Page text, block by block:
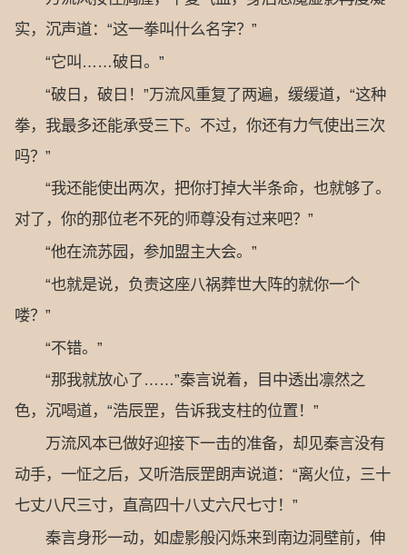
实，沉声道：“这一拳叫什么名字？”
“它叫……破日。”
“破日，破日！”万流风重复了两遍，缓缓道，“这种
拳，我最多还能承受三下。不过，你还有力气使出三次
吗？”
“我还能使出两次，把你打掉大半条命，也就够了。
对了，你的那位老不死的师尊没有过来吧？”
“他在流苏园，参加盟主大会。”
“也就是说，负责这座八祸葬世大阵的就你一个
喽？”
“不错。”
“那我就放心了……”秦言说着，目中透出凛然之
色，沉喝道，“浩辰罡，告诉我支柱的位置！”
万流风本已做好迎接下一击的准备，却见秦言没有
动手，一怔之后，又听浩辰罡朗声说道：“离火位，三十
七丈八尺三寸，直高四十八丈六尺七寸！”
秦言身形一动，如虚影般闪烁来到南边洞壁前，伸